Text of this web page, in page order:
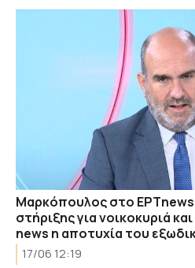
Μαρκόπουλος στο
στήριξης για νοικοκυριά
news η αποτυχία του
17/06 12:19